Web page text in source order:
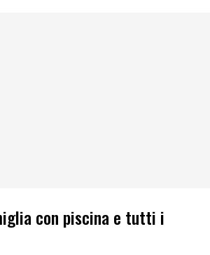
con piscina e tutti i